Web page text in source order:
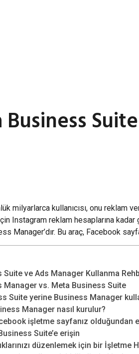
milyarlarca kullanıcısı, onu
Instagram reklam hesaplarına
Manager’dır. Bu araç, Facebook
Suite ve Ads Manager Kullanma
Manager vs. Meta Business Suite
Suite yerine Business Manager
Manager nasıl kurulur?
işletme sayfanız olduğundan
Suite’e erişin
düzenlemek için bir İşletme